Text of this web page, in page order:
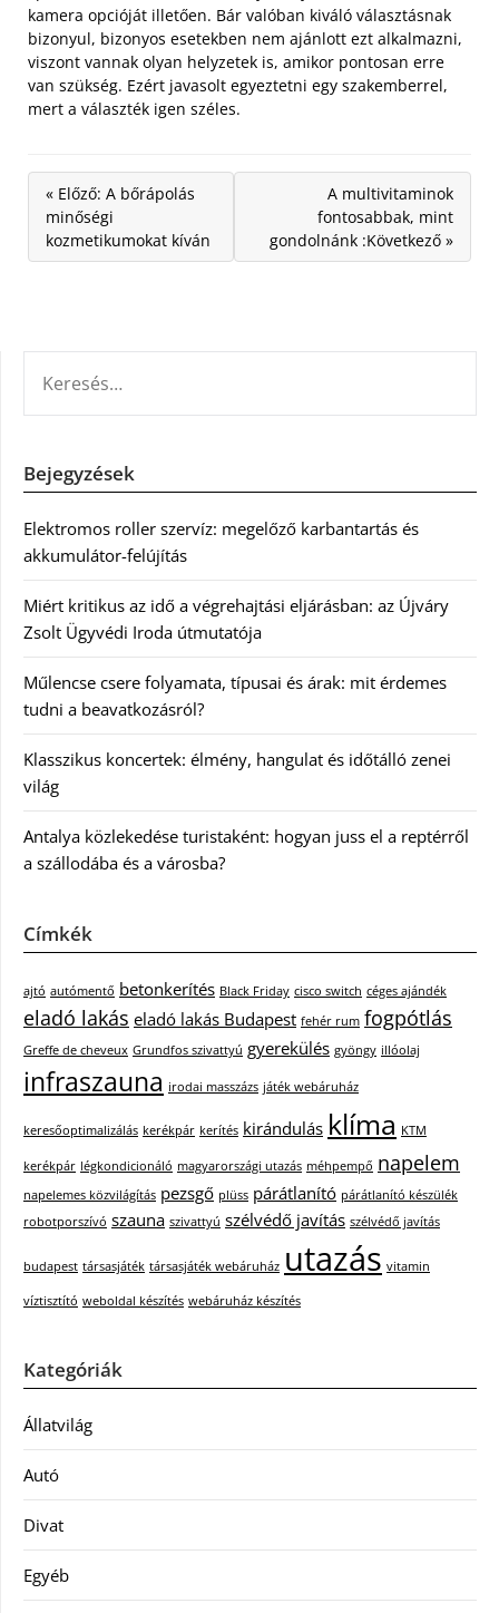
kamera opcióját illetően. Bár valóban kiváló választásnak
bizonyul, bizonyos esetekben nem ajánlott ezt alkalmazni,
viszont vannak olyan helyzetek is, amikor pontosan erre
van szükség. Ezért javasolt egyeztetni egy szakemberrel,
mert a választék igen széles.
« Előző: A bőrápolás
minőségi
kozmetikumokat kíván
A multivitaminok
fontosabbak, mint
gondolnánk :Következő »
Bejegyzések
Elektromos roller szervíz: megelőző karbantartás és
akkumulátor-felújítás
Miért kritikus az idő a végrehajtási eljárásban: az Újváry
Zsolt Ügyvédi Iroda útmutatója
Műlencse csere folyamata, típusai és árak: mit érdemes
tudni a beavatkozásról?
Klasszikus koncertek: élmény, hangulat és időtálló zenei
világ
Antalya közlekedése turistaként: hogyan juss el a reptérről
a szállodába és a városba?
Címkék
ajtó autómentő betonkerítés Black Friday cisco switch céges ajándék
eladó lakás eladó lakás Budapest fehér rum fogpótlás
Greffe de cheveux Grundfos szivattyú gyerekülés gyöngy illóolaj
infraszauna irodai masszázs játék webáruház
keresőoptimalizálás kerékpár kerítés kirándulás klíma KTM
kerékpár légkondicionáló magyarországi utazás méhpempő napelem
napelemes közvilágítás pezsgő plüss párátlanító párátlanító készülék
robotporszívó szauna szivattyú szélvédő javítás szélvédő javítás
budapest társasjáték társasjáték webáruház utazás vitamin
víztisztító weboldal készítés webáruház készítés
Kategóriák
Állatvilág
Autó
Divat
Egyéb